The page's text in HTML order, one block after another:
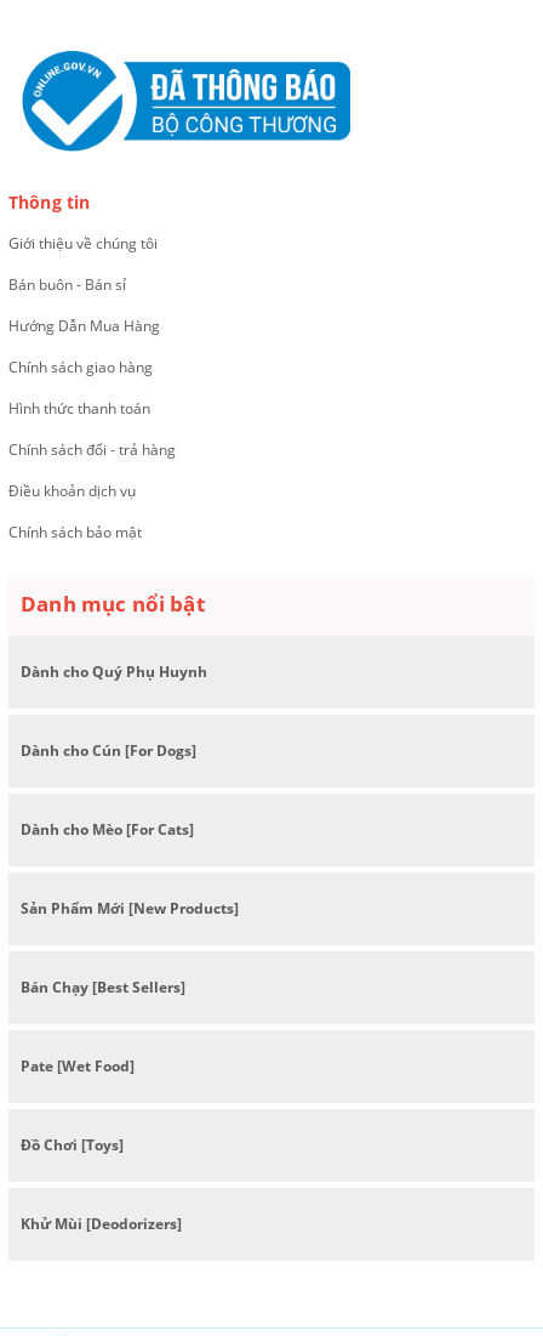
Thông tin
Giới thiệu về chúng tôi
Bán buôn - Bán sỉ
Hướng Dẫn Mua Hàng
Chính sách giao hàng
Hình thức thanh toán
Chính sách đổi - trả hàng
Điều khoản dịch vụ
Chính sách bảo mật
Danh mục nổi bật
Dành cho Quý Phụ Huynh
Dành cho Cún [For Dogs]
Dành cho Mèo [For Cats]
Sản Phẩm Mới [New Products]
Bán Chạy [Best Sellers]
Pate [Wet Food]
Đồ Chơi [Toys]
Khử Mùi [Deodorizers]